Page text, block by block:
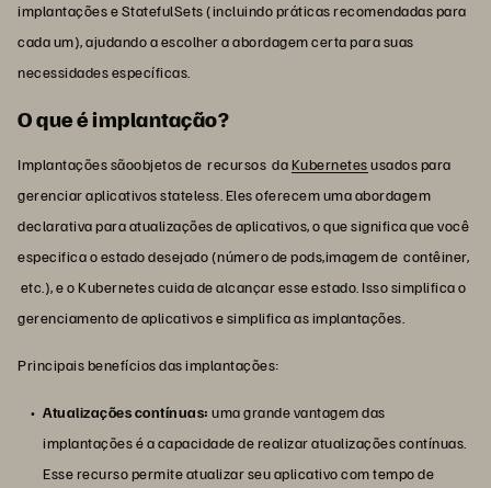
implantações e StatefulSets (incluindo práticas recomendadas para
cada um), ajudando a escolher a abordagem certa para suas
necessidades específicas.
O que é implantação?
Implantações sãoobjetos de recursos daKubernetesusados para
gerenciar aplicativos stateless. Eles oferecem uma abordagem
declarativa para atualizações de aplicativos, o que significa que você
especifica o estado desejado (número de pods,imagem de contêiner,
etc.), e o Kubernetes cuida de alcançar esse estado. Isso simplifica o
gerenciamento de aplicativos e simplifica as implantações.
Principais benefícios das implantações:
Atualizações contínuas: uma grande vantagem das
implantações é a capacidade de realizar atualizações contínuas.
Esse recurso permite atualizar seu aplicativo com tempo de